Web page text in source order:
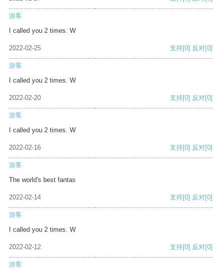
游客
I called you 2 times. W
2022-02-25 支持[0] 反对[0]
游客
I called you 2 times. W
2022-02-20 支持[0] 反对[0]
游客
I called you 2 times. W
2022-02-16 支持[0] 反对[0]
游客
The world's best fantas
2022-02-14 支持[0] 反对[0]
游客
I called you 2 times. W
2022-02-12 支持[0] 反对[0]
游客